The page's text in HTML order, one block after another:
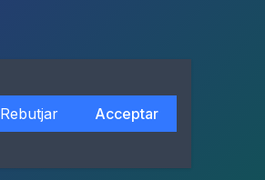
Rebutjar Acceptar